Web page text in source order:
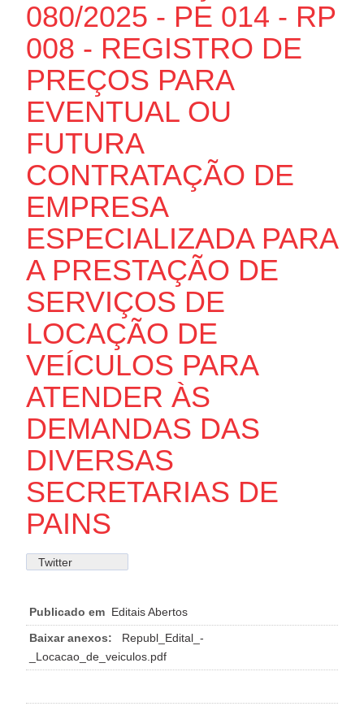
080/2025 - PE 014 - RP
008 - REGISTRO DE
PREÇOS PARA
EVENTUAL OU
FUTURA
CONTRATAÇÃO DE
EMPRESA
ESPECIALIZADA PARA
A PRESTAÇÃO DE
SERVIÇOS DE
LOCAÇÃO DE
VEÍCULOS PARA
ATENDER ÀS
DEMANDAS DAS
DIVERSAS
SECRETARIAS DE
PAINS
Twitter
Publicado em Editais Abertos
Baixar anexos:
Republ_Edital_-
_Locacao_de_veiculos.pdf